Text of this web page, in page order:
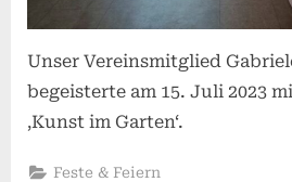
Unser Vereinsmitglied
begeisterte am 15. Juli 2023
‚Kunst im Garten‘.
Feste & Feiern